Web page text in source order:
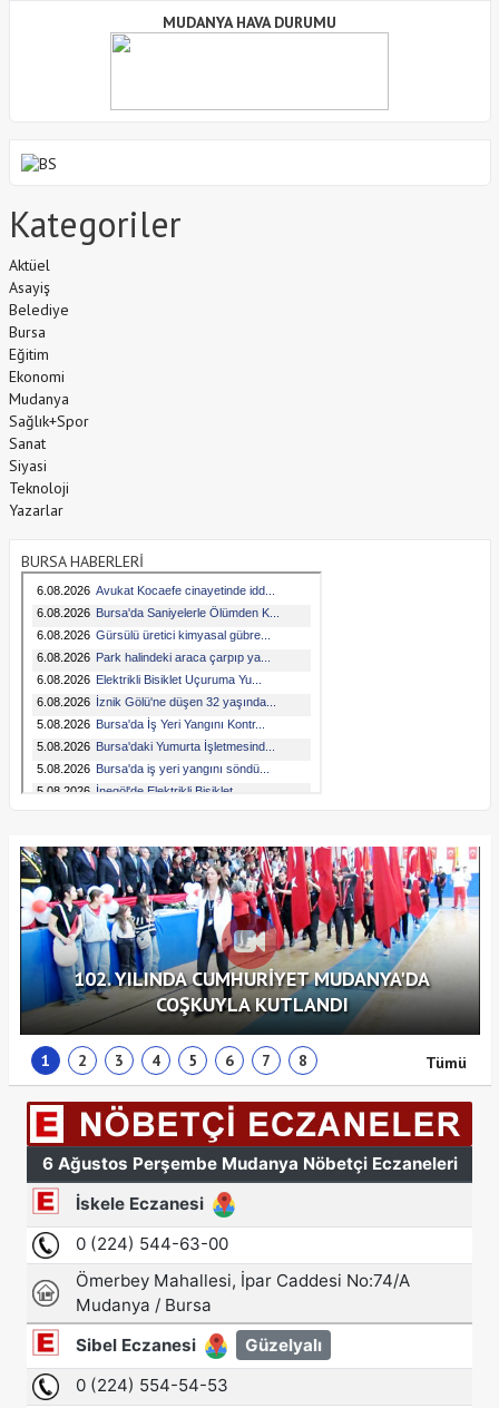
MUDANYA HAVA DURUMU
Kategoriler
Aktüel
Asayiş
Belediye
Bursa
Eğitim
Ekonomi
Mudanya
Sağlık+Spor
Sanat
Siyasi
Teknoloji
Yazarlar
BURSA HABERLERİ
Tümü
102. YILINDA CUMHURİYET MUDANYA'DA
COŞKUYLA KUTLANDI
1 2 3 4 5 6 7 8